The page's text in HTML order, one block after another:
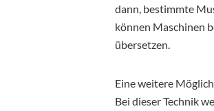
dann, bestimmte
können Maschinen
übersetzen.
Eine weitere
Bei dieser Technik